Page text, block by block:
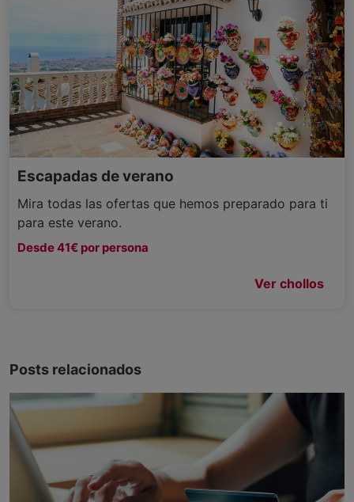
Escapadas de verano
Mira todas las ofertas que hemos preparado para ti
para este verano.
Desde 41€ por persona
Ver chollos
Posts relacionados